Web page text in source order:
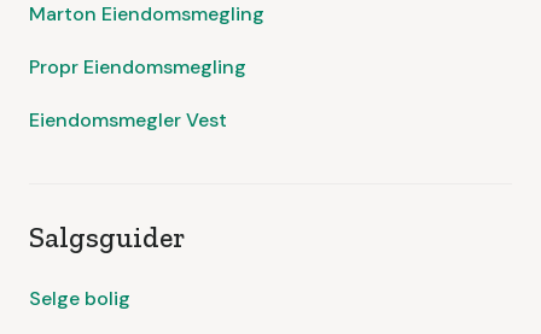
Marton Eiendomsmegling
Propr Eiendomsmegling
Eiendomsmegler Vest
Salgsguider
Selge bolig